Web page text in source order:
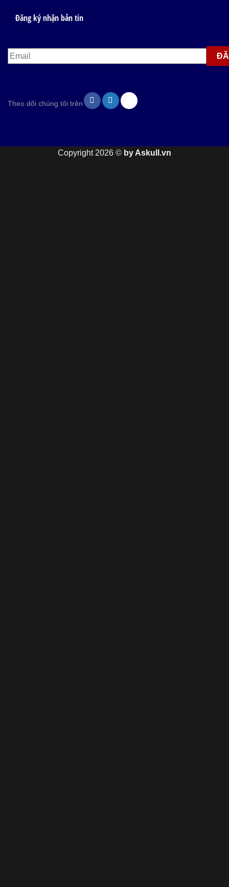
Đăng ký nhận bản tin
Theo dõi chúng tôi trên
Copyright 2026 © by Askull.vn